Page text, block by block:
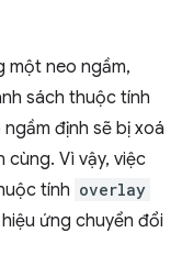
một neo ngầm,
sách thuộc tính
định sẽ bị xoá
cùng. Vì vậy, việc
tính overlay
ứng chuyển đổi